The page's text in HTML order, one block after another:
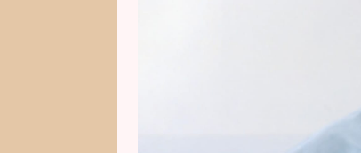
Formování postavy tímto
přirozené, protože cvičíte